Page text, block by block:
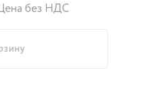
без НДС